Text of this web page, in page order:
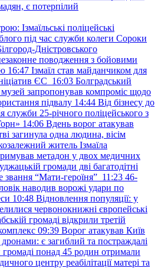
є потерпілий
Ізмаїльські поліцейські
під час служби колеги Сороки
Дністровського
поводження з бойовими
16:47 Ізмаїл став майданчиком для
ЄС 16:03 Болградський
музей запропонував компроміс щодо
підвалу 14:44 Від бізнесу до
служби 25-річного поліцейського з
14:06 Вдень ворог атакував
загинула одна людина, вісім
житель Ізмаїла
метадон у двох медичних
громади дві багатодітні
звання “Мати-героїня” 11:23 46-
наводив ворожі удари по
10:48 Відновлення популяції: у
червонокнижні європейські
громаді відкрили третій
09:39 Ворог атакував Київ
є загиблий та постраждалі
громаді понад 45 родин отримали
центру реабілітації матері та